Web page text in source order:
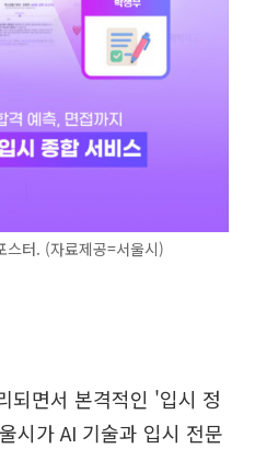
터. (자료제공=서울시)
되면서 본격적인 '입시 정
시가 AI 기술과 입시 전문